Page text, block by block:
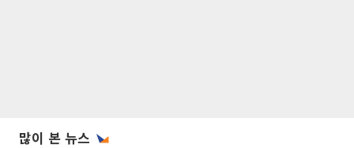
많이 본 뉴스